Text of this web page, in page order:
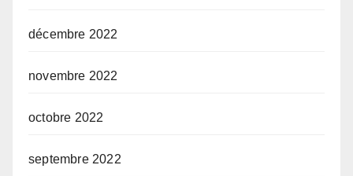
décembre 2022
novembre 2022
octobre 2022
septembre 2022